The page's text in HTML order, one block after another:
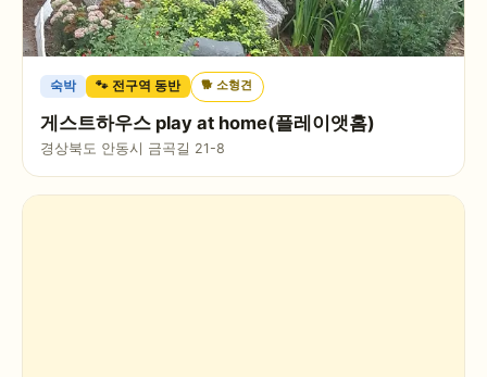
숙박 🐾 전구역 동반 🐕소형견
게스트하우스 play at home(플레이앳홈)
경상북도 안동시 금곡길 21-8